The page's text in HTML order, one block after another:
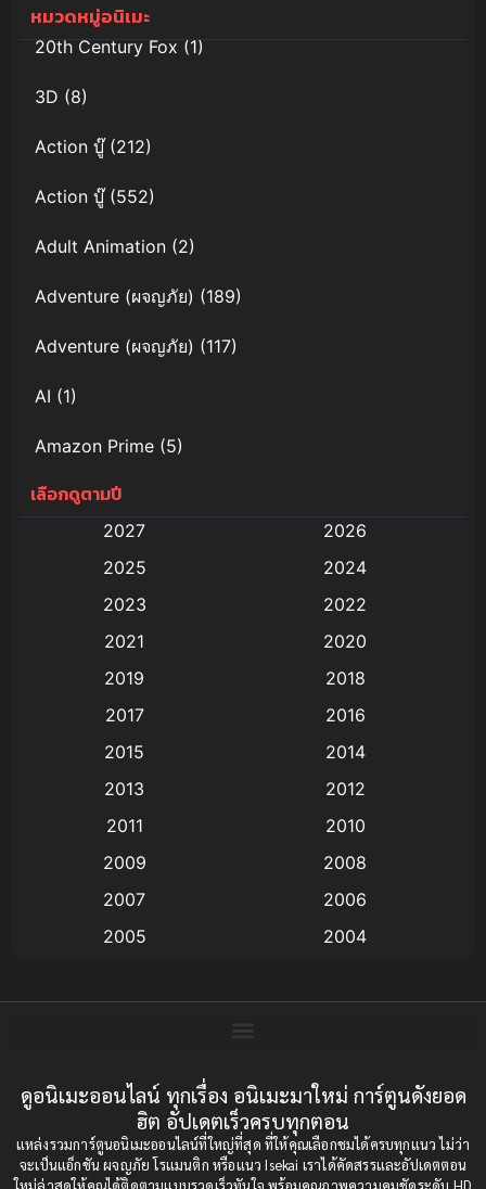
ท่วงทำนอง
ราตรีไร้ดารา
หมวดหมู่อนิเมะ
20th Century Fox(1)
3D (8)
Action บู๊(212)
Action บู๊(552)
Adult Animation (2)
Adventure (ผจญภัย) (189)
Adventure (ผจญภัย) (117)
AI (1)
Amazon Prime (5)
Anal (ประตูหลัง)
Animation การ์ตูน
Animation อนิเมะ
Animation แอนิเมชัน
(9)
Big tits (นมใหญ่)
Bitch (ผู้หญิงร่าน)
Bondage (ทาส)(1)
boys love(1)
เลือกดูตามปี
2027
2026
2025
2024
2023
2022
2021
2020
2019
2018
2017
2016
2015
2014
2013
2012
2011
2010
2009
2008
2007
2006
2005
2004
2001
2000
1997
1996
1993
1992
1991
1990
ดูอนิเมะออนไลน์ ทุกเรื่อง อนิเมะมาใหม่ การ์ตูนดังยอด
ฮิต อัปเดตเร็วครบทุกตอน
แหล่งรวมการ์ตูนอนิเมะออนไลน์ที่ใหญ่ที่สุด ที่ให้คุณเลือกชมได้ครบทุกแนว ไม่ว่า
จะเป็นแอ็กชัน ผจญภัย โรแมนติก หรือแนว Isekai เราได้คัดสรรและอัปเดตตอน
ใหม่ล่าสุดให้คุณได้ติดตามแบบรวดเร็วทันใจ พร้อมคุณภาพความคมชัดระดับ HD